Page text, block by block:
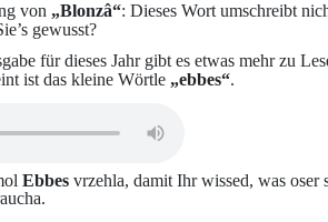
von „Blonzâ“: Dieses Wort umschreibt
gewusst?
für dieses Jahr gibt es etwas mehr zu
ist das kleine Wörtle „ebbes“.
Ebbes vrzehla, damit Ihr wissed, was